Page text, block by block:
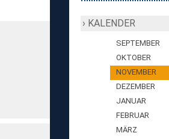
KALENDER
SEPTEMBER
OKTOBER
NOVEMBER
DEZEMBER
JANUAR
FEBRUAR
MÄRZ